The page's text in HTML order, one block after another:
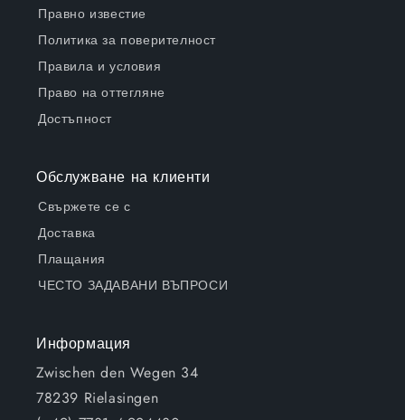
Правно известие
Политика за поверителност
Правила и условия
Право на оттегляне
Достъпност
Обслужване на клиенти
Свържете се с
Доставка
Плащания
ЧЕСТО ЗАДАВАНИ ВЪПРОСИ
Информация
Zwischen den Wegen 34
78239 Rielasingen